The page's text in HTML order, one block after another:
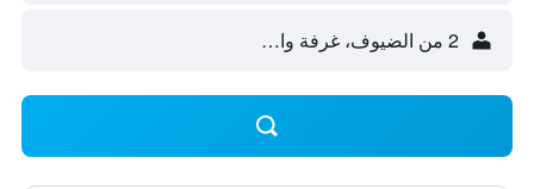
2 من الضيوف، غرفة واحدة